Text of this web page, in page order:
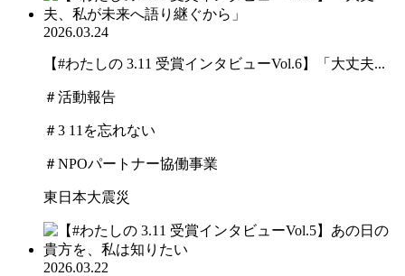
2026.03.24
【#わたしの 3.11 受賞インタビューVol.6】「大丈夫...
＃活動報告
＃3 11を忘れない
＃NPOパートナー協働事業
東日本大震災
2026.03.22